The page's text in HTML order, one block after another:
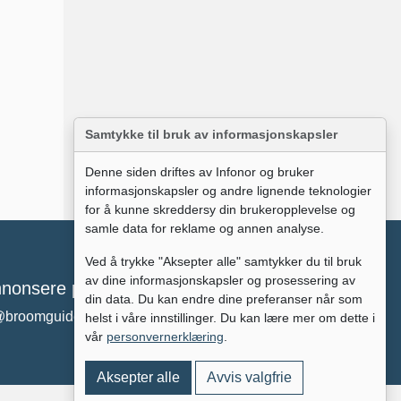
på broomguiden?
Samtykke til bruk av informasjonskapsler
Denne siden driftes av Infonor og bruker
informasjonskapsler og andre lignende teknologier
for å kunne skreddersy din brukeropplevelse og
samle data for reklame og annen analyse.
Ved å trykke "Aksepter alle" samtykker du til bruk
av dine informasjonskapsler og prosessering av
din data. Du kan endre dine preferanser når som
helst i våre innstillinger. Du kan lære mer om dette i
vår personvernerklæring
Aksepter alle Avvis valgfrie